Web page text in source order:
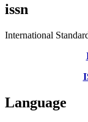
issn
International
Language